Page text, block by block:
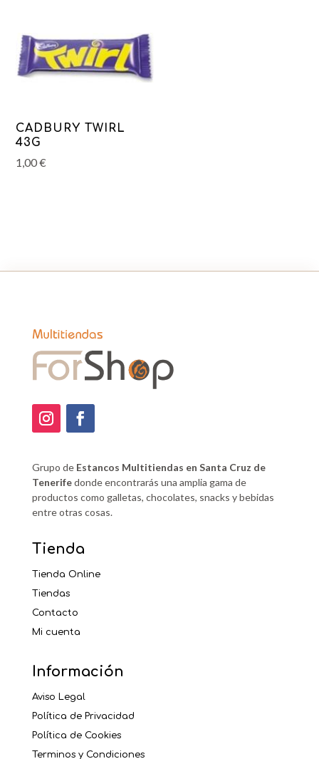
CADBURY TWIRL
43G
1,00€
Grupo de Estancos Multitiendas en Santa Cruz de
Tenerifedonde encontrarás una amplia gama de
productos como galletas, chocolates, snacks y bebidas
entre otras cosas.
Tienda
Tienda Online
Tiendas
Contacto
Mi cuenta
Información
Aviso Legal
Política de Privacidad
Política de Cookies
Terminos y Condiciones